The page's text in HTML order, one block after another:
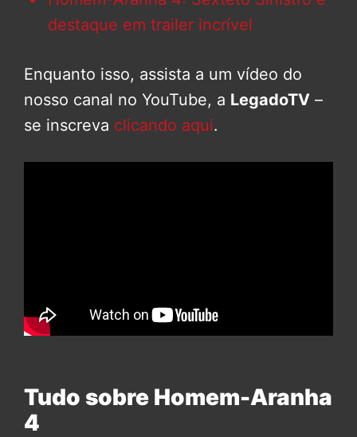
destaque em trailer incrível
Enquanto isso, assista a um vídeo do
nosso canal no YouTube, a LegadoTV –
se inscreva clicando aqui.
Tudo sobre Homem-Aranha
4